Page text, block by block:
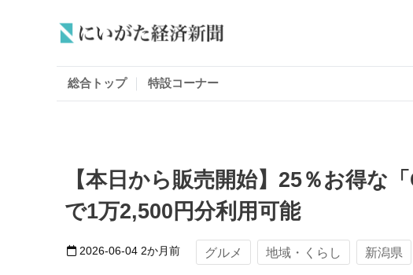
総合トップ 特設コーナー
【本日から販売開始】25％お得
で1万2,500円分利用可能
2026-06-04 2か月前 グルメ 地域・くらし 新潟県